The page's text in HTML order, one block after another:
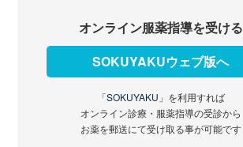
オンライン服薬指導を受ける
SOKUYAKUウェブ版へ
「SOKUYAKU」 を利用すれば
オンライン診療・服薬指導の受診から
お薬を郵送にて受け取る事が可能です